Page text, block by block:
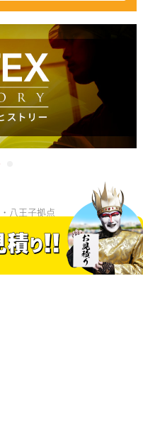
八王子拠点
・成田拠点
山梨・甲府拠点
・浜松拠点